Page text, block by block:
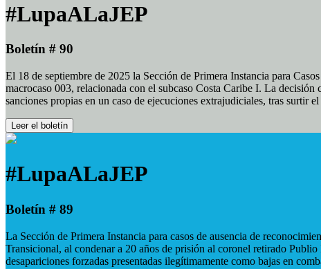
#LupaALaJEP
Boletín # 90
El 18 de septiembre de 2025 la Sección de Primera Instancia para
macrocaso 003, relacionada con el subcaso Costa Caribe I. La
sanciones propias en un caso de ejecuciones extrajudiciales, tras surtir
Leer el boletín
#LupaALaJEP
Boletín # 89
La Sección de Primera Instancia para casos de ausencia de
Transicional, al condenar a 20 años de prisión al coronel retirado
desapariciones forzadas presentadas ilegítimamente como bajas en